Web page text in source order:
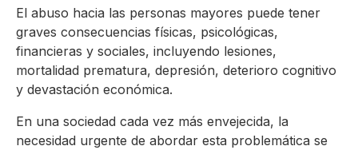
El abuso hacia las personas mayores puede tener
graves consecuencias físicas, psicológicas,
financieras y sociales, incluyendo lesiones,
mortalidad prematura, depresión, deterioro cognitivo
y devastación económica.
En una sociedad cada vez más envejecida, la
necesidad urgente de abordar esta problemática se